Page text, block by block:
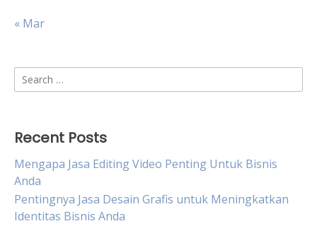
« Mar
Search
for:
Recent Posts
Mengapa Jasa Editing Video Penting Untuk Bisnis
Anda
Pentingnya Jasa Desain Grafis untuk Meningkatkan
Identitas Bisnis Anda